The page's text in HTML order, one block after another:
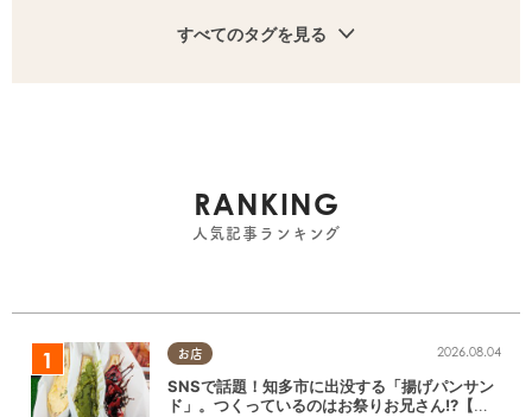
すべてのタグを見る
RANKING
人気記事ランキング
お店 2026.08.04
SNSで話題！知多市に出没する「揚げパンサン
ド」。つくっているのはお祭りお兄さん!?【ち